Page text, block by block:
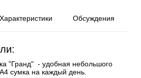
Характеристики Обсуждения
"Гранд" - удобная небольшого
сумка на каждый день.